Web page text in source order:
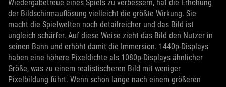
Wiedergabetreue eines Spiels zu verbessern, hat die Erhöhung
der Bildschirmauflösung vielleicht die größte Wirkung. Sie
macht die Spielwelten noch detailreicher und das Bild ist
ungleich schärfer. Auf diese Weise zieht das Bild den Nutzer in
seinen Bann und erhöht damit die Immersion. 1440p-Displays
haben eine höhere Pixeldichte als 1080p-Displays ähnlicher
Größe, was zu einem realistischeren Bild mit weniger
Pixelbildung führt. Wenn schon lange nach einem größeren